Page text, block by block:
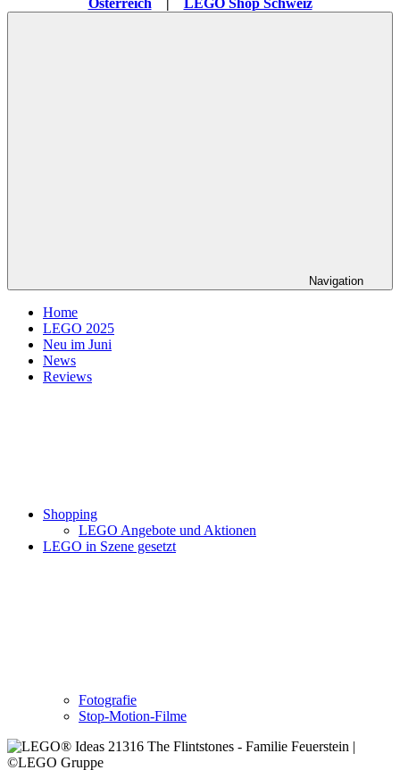
Österreich | LEGO Shop Schweiz
Navigation
Home
LEGO 2025
Neu im Juni
News
Reviews
Shopping
LEGO Angebote und Aktionen
LEGO in Szene gesetzt
Fotografie
Stop-Motion-Filme